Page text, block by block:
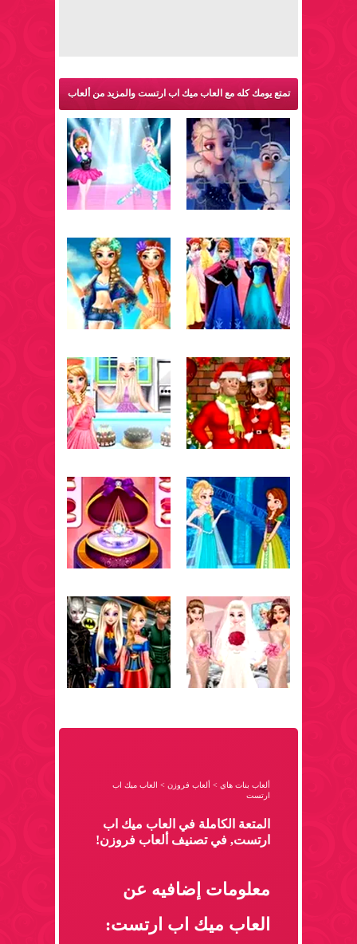
تمتع يومك كله مع العاب ميك اب ارتست والمزيد من ألعاب
فروزن:
ألعاب بنات هاي > ألعاب فروزن > العاب ميك اب
ارتست
المتعة الكاملة في العاب ميك اب
ارتست, في تصنيف ألعاب فروزن!
معلومات إضافيه عن
العاب ميك اب ارتست: